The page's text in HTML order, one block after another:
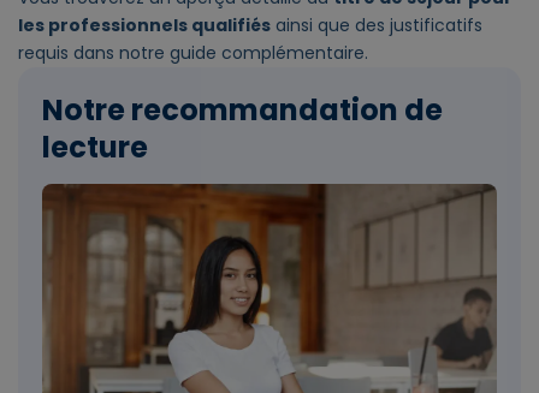
les professionnels qualifiés ainsi que des justificatifs
requis dans notre guide complémentaire.
Notre recommandation de
lecture